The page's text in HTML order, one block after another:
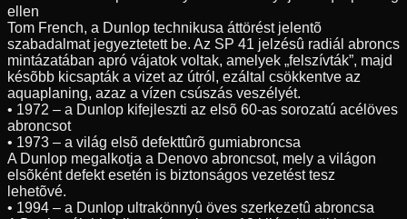
ellen
Tom French, a Dunlop technikusa áttörést jelentõ
szabadalmat jegyeztetett be. Az SP 41 jelzésû radiál abroncs
mintázatában apró vájatok voltak, amelyek „felszívták”, majd
késõbb kicsapták a vizet az útról, ezáltal csökkentve az
aquaplaning, azaz a vízen csúszás veszélyét.
• 1972 – a Dunlop kifejleszti az elsõ 60-as sorozatú acélöves
abroncsot
• 1973 – a világ elsõ defekttûrõ gumiabroncsa
A Dunlop megalkotja a Denovo abroncsot, mely a világon
elsõként defekt esetén is biztonságos vezetést tesz
lehetõvé.
• 1994 – a Dunlop ultrakönnyû öves szerkezetû abroncsa